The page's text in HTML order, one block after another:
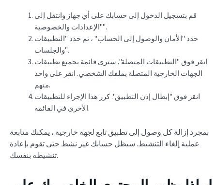
قم بتسجيل الدخول إلى حسابك على أي جهاز وانتقل إلى
"الإعدادات والخصوصية".
حدد "الأمان والوصول إلى الحساب" ، ثم حدد "التطبيقات
والجلسات".
انقر فوق "التطبيقات المتصلة". سترى قائمة بجميع تطبيقات
الجهات الخارجية المتصلة بملفك الشخصي. انقر على واحد
منهم.
انقر فوق "إبطال إذن التطبيق". كرر هذا الإجراء للتطبيقات
الأخرى في القائمة.
بمجرد إزالة كل وصول إلى تطبيق تابع لجهة خارجية ، يمكنك متابعة
عملية إلغاء التنشيط. سيظل حسابك غير نشط حتى تقوم بإعادة
تنشيطه بنفسك.